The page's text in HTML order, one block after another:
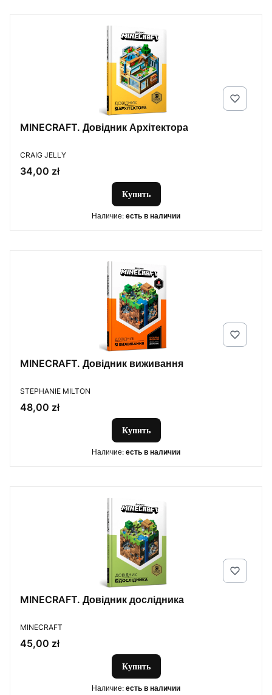
MINECRAFT. Довідник Архітектора
ПРОИЗВОДИТЕЛЬ
CRAIG JELLY
Цена
34,00 zł
Купить
Наличие: есть в наличии
MINECRAFT. Довідник виживання
ПРОИЗВОДИТЕЛЬ
STEPHANIE MILTON
Цена
48,00 zł
Купить
Наличие: есть в наличии
MINECRAFT. Довідник дослідника
ПРОИЗВОДИТЕЛЬ
MINECRAFT
Цена
45,00 zł
Купить
Наличие: есть в наличии